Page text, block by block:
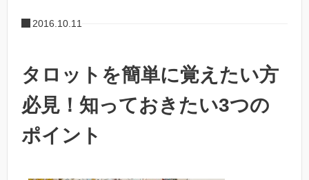
2016.10.11
タロットを簡単に覚えたい方
必見！知っておきたい3つの
ポイント